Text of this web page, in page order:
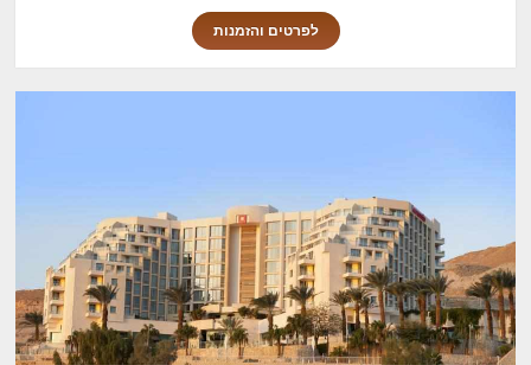
לפרטים והזמנות